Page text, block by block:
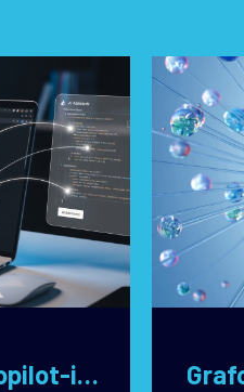
AGENTS.md y copilot-instructions.md: cómo dar contexto a la IA en proyectos de desarrollo de software